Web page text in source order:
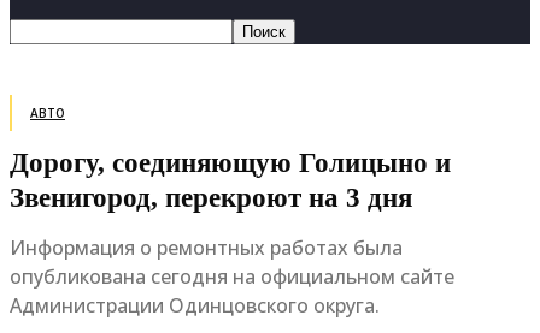
АВТО
Дорогу, соединяющую Голицыно и
Звенигород, перекроют на 3 дня
Информация о ремонтных работах была
опубликована сегодня на официальном сайте
Администрации Одинцовского округа.